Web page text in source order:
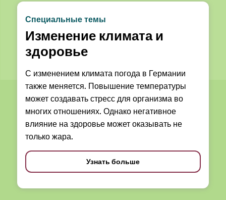
Специальные темы
Изменение климата и
здоровье
С изменением климата погода в Германии
также меняется. Повышение температуры
может создавать стресс для организма во
многих отношениях. Однако негативное
влияние на здоровье может оказывать не
только жара.
Узнать больше